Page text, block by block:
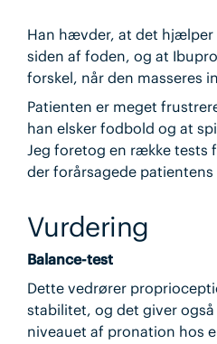
Han hævder, at det hjælper
siden af foden, og at
forskel, når den masseres
Patienten er meget
han elsker fodbold og at
Jeg foretog en række tests
der forårsagede patientens
Vurdering
Balance-test
Dette vedrører
stabilitet, og det giver
niveauet af pronation hos